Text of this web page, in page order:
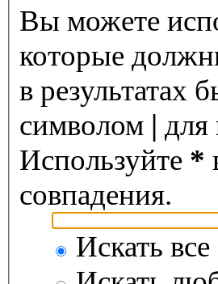
Вы можете
которые
в результатах
символом | для
Используйте *
совпадения.
Искать все